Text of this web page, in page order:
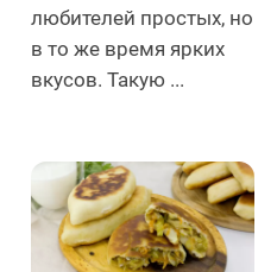
любителей простых, но
в то же время ярких
вкусов. Такую ...